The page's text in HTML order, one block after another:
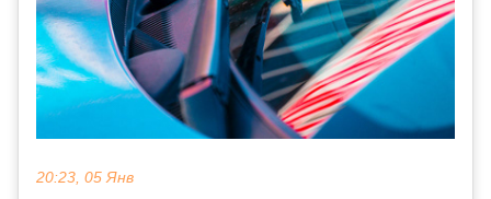
20:23, 05 Янв